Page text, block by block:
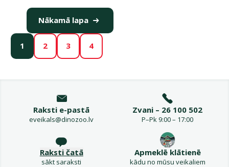
1 2 3 4
Nākamā lapa
Raksti e-pastā
eveikals@dinozoo.lv
Zvani – 26 100 502
P–Pk 9:00 – 17:00
Raksti čatā
sākt saraksti
Apmeklē klātienē
kādu no mūsu veikaliem